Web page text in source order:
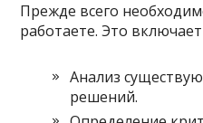
Прежде всего
работаете. Это включает
Анализ
решений.